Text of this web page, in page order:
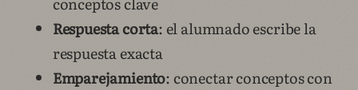
Respuesta corta: el alumnado escribe la
respuesta exacta
Emparejamiento: conectar conceptos con